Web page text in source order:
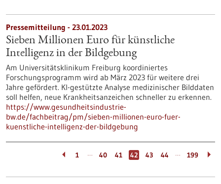
Pressemitteilung - 23.01.2023
Sieben Millionen Euro für künstliche
Intelligenz in der Bildgebung
Am Universitätsklinikum Freiburg koordiniertes
Forschungsprogramm wird ab März 2023 für weitere drei
Jahre gefördert. KI-gestützte Analyse medizinischer Bilddaten
soll helfen, neue Krankheitsanzeichen schneller zu erkennen.
https://www.gesundheitsindustrie-
bw.de/fachbeitrag/pm/sieben-millionen-euro-fuer-
kuenstliche-intelligenz-der-bildgebung
1 … 40 41 42 43 44 … 199